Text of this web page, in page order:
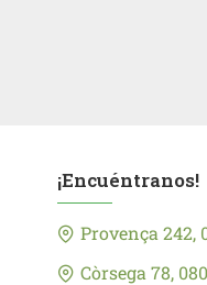
Oatly
¡Encuéntranos!
Provença 242,
Còrsega 78,